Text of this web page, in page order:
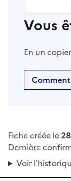
Vous
En un
Fiche créée le
Dernière
Voir